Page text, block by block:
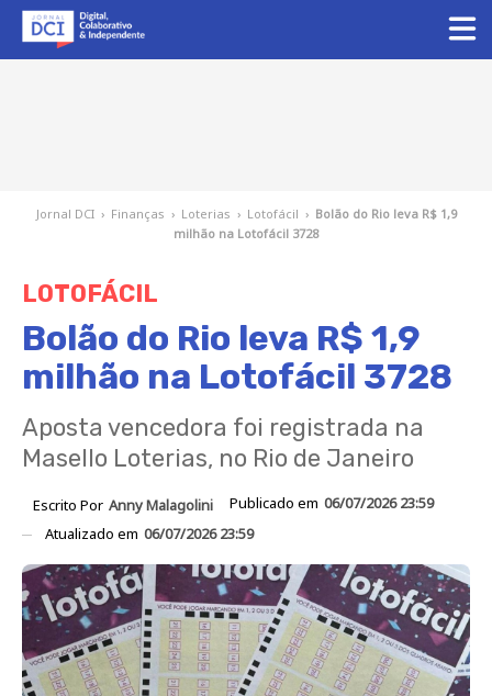
Jornal DCI › Finanças › Loterias › Lotofácil › Bolão do Rio leva R$ 1,9
milhão na Lotofácil 3728
LOTOFÁCIL
Bolão do Rio leva R$ 1,9
milhão na Lotofácil 3728
Aposta vencedora foi registrada na
Masello Loterias, no Rio de Janeiro
Escrito Por Anny Malagolini Publicado em 06/07/2026 23:59
Atualizado em 06/07/2026 23:59